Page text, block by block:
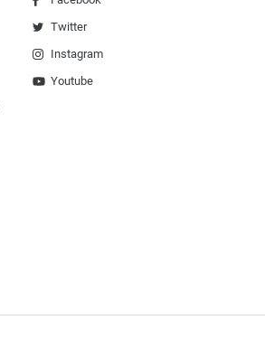
Twitter
Instagram
Youtube